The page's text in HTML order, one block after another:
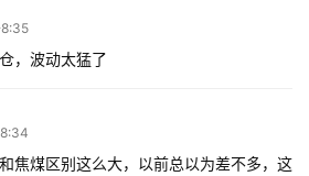
，波动太猛了
焦煤区别这么大，以前总以为差不多，这